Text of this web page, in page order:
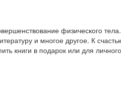
физического
и многое другое. К
книги в подарок или для